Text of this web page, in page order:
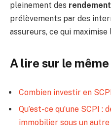
pleinement des
prélèvements par des
assureurs, ce qui
A lire sur le
Combien investir en
Qu’est-ce qu’une SCPI
immobilier sous un